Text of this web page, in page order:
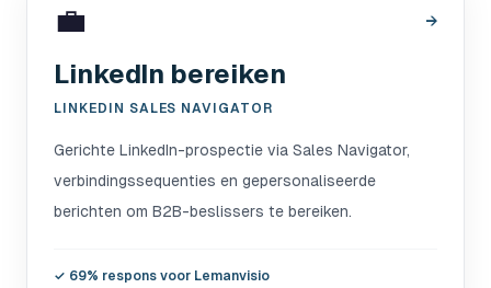
💼 →
LinkedIn bereiken
LINKEDIN SALES NAVIGATOR
Gerichte LinkedIn-prospectie via Sales Navigator,
verbindingssequenties en gepersonaliseerde
berichten om B2B-beslissers te bereiken.
✓ 69% respons voor Lemanvisio